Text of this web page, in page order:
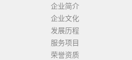
企业简介
企业文化
发展历程
服务项目
荣誉资质